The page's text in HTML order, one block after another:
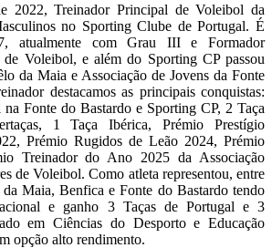
2022, Treinador Principal de Voleibol da
no Sporting Clube de Portugal. É
atualmente com Grau III e Formador
de Voleibol, e além do Sporting CP passou
da Maia e Associação de Jovens da Fonte
destacamos as principais conquistas:
Fonte do Bastardo e Sporting CP, 2 Taça
1 Taça Ibérica, Prémio Prestígio
Prémio Rugidos de Leão 2024, Prémio
Treinador do Ano 2025 da Associação
de Voleibol. Como atleta representou, entre
Maia, Benfica e Fonte do Bastardo tendo
e ganho 3 Taças de Portugal e 3
em Ciências do Desporto e Educação
opção alto rendimento.